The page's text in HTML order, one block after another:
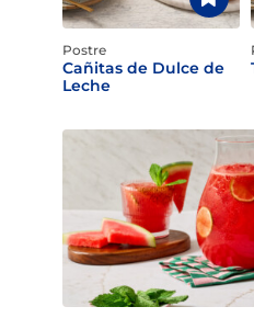
Postre
Cañitas de Dulce de
Leche